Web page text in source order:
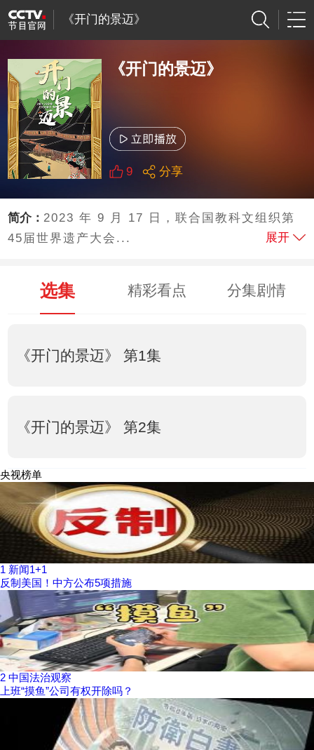
《开门的景迈》
《开门的景迈》
9 分享
简介： 2023 年 9 月 17 日，联合国教科文组织第
45届世界遗产大会...
展开
选集 精彩看点 分集剧情
《开门的景迈》 第1集
《开门的景迈》 第2集
央视榜单
1 新闻1+1
反制美国！中方公布5项措施
2 中国法治观察
上班“摸鱼”公司有权开除吗？